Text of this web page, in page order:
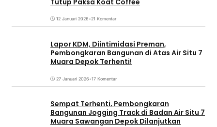
12 Januari 2026•21 Komentar
Lapor KDM, Diintimidasi Preman,
Pembongkaran Bangunan di Atas Air Situ 7
Muara Depok Terhenti!
27 Januari 2026•17 Komentar
Sempat Terhenti, Pembongkaran
Bangunan Jogging Track di Badan Air Situ 7
Muara Sawangan Depok Dilanjutkan